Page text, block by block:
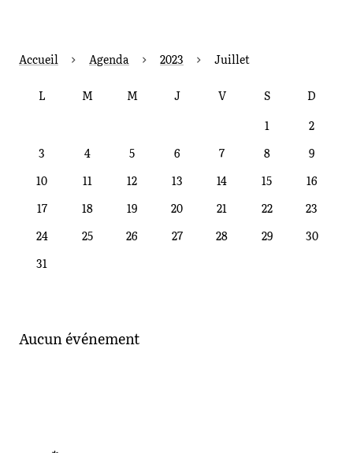
Accueil Agenda 2023 Juillet
1
2
3
4 5 6 7 8
9
10
11 12 13 14 15
16
17
18 19 20 21 22
23
24
25 26 27 28 29
30
31
Aucun événement